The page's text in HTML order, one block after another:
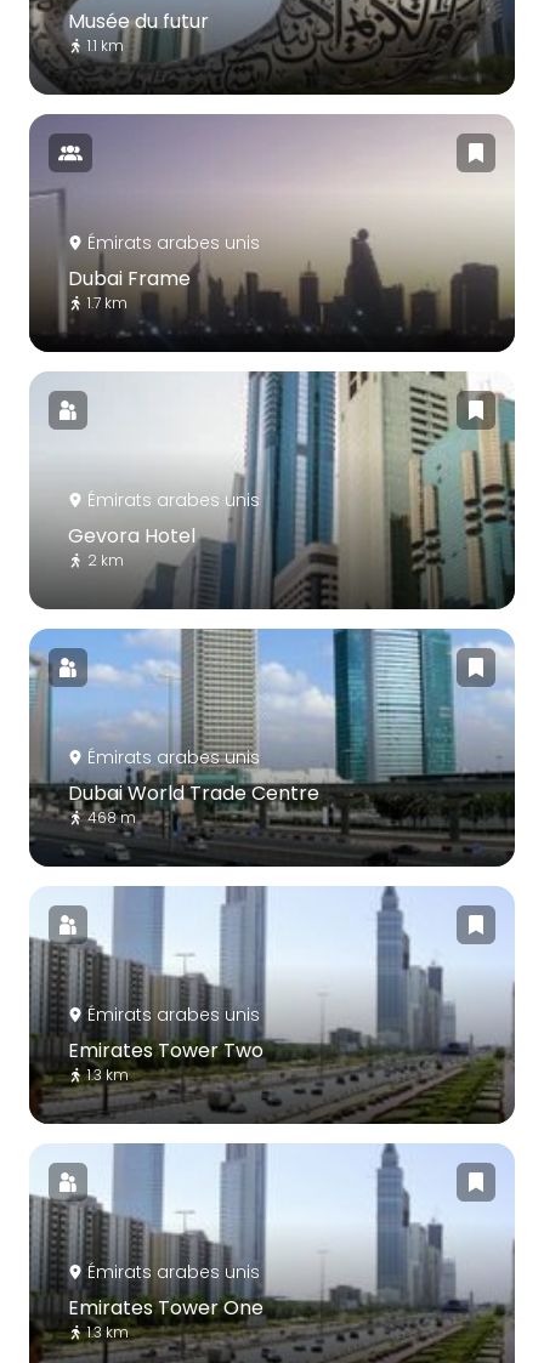
Musée du futur
1.1 km
Émirats arabes unis
Dubai Frame
1.7 km
Émirats arabes unis
Gevora Hotel
2 km
Émirats arabes unis
Dubai World Trade Centre
468 m
Émirats arabes unis
Emirates Tower Two
1.3 km
Émirats arabes unis
Emirates Tower One
1.3 km